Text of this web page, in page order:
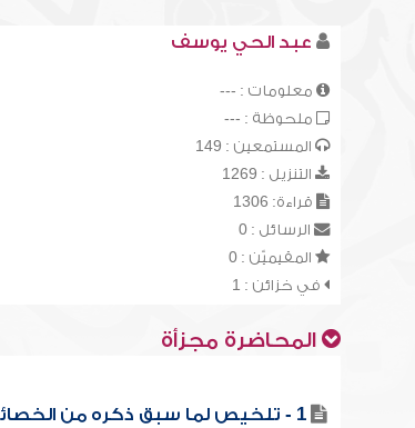
عبد الحي يوسف
معلومات : ---
ملحوظة : ---
المستمعين : 149
التنزيل : 1269
قراءة: 1306
الرسائل : 0
المقيميّن : 0
في خزائن : 1
المحاضرة مجزأة
1 - تلخيص لما سبق ذكره من